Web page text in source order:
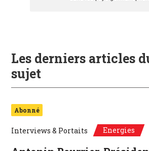
Les derniers articles
sujet
Abonné
Interviews & Portaits Energies